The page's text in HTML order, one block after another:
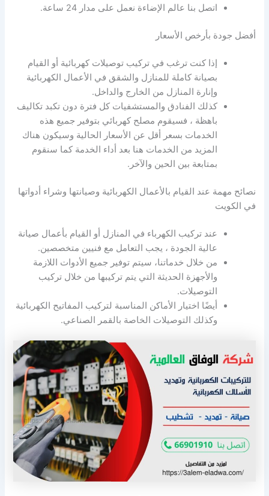
اتصل بنا عالم الإضاءة نعمل على مدار 24 ساعة.
أفضل جودة بأرخص الأسعار
إذا كنت ترغب في تركيب توصيلات كهربائية أو القيام
بصيانة كاملة للمنازل والشقق في الأعمال الكهربائية
وإنارة المنازل من الخارج والداخل.
كذلك الفنادق والمستشفيات كل فترة دون تكبد تكاليف
باهظة ، فسيقوم مصلح كهربائي بتوفير جميع هذه
الخدمات بسعر أقل عن الأسعار الحالية وسيكون هناك
المزيد من الخدمات هنا بعد أداء الخدمة كما سنقوم
بمتابعة بين الحين والآخر.
نصائح مهمة عند القيام بالأعمال الكهربائية وصيانتها وشراء أدواتها
في الكويت
عند تركيب الكهرباء في المنازل أو القيام بأعمال صيانة
عالية الجودة ، يجب التعامل مع فنيين متخصصين.
من خلال خدماتنا، سيتم توفير جميع الأدوات اللازمة
والأجهزة الحديثة التي يتم تركيبها من خلال تركيب
التوصيلات.
أيضًا اختيار الأماكن المناسبة لتركيب المفاتيح الكهربائية
وكذلك التوصيلات الخاصة بالقمر الصناعي.